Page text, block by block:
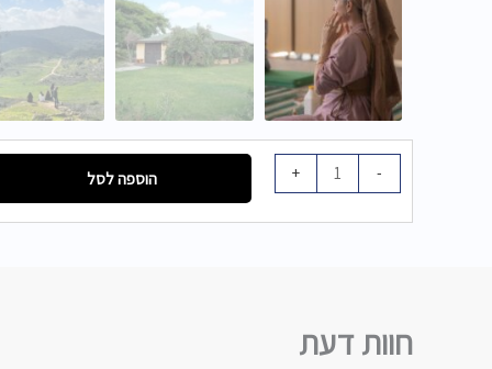
-
כמות
קרית
אונו
+ הוספה לסל
חוות דעת